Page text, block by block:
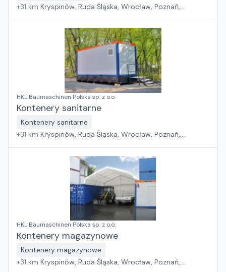
+31 km Kryspinów, Ruda Śląska, Wrocław, Poznań,
HKL Baumaschinen Polska sp. z o.o.
Kontenery sanitarne
Kontenery sanitarne
+31 km Kryspinów, Ruda Śląska, Wrocław, Poznań,
HKL Baumaschinen Polska sp. z o.o.
Kontenery magazynowe
Kontenery magazynowe
+31 km Kryspinów, Ruda Śląska, Wrocław, Poznań,